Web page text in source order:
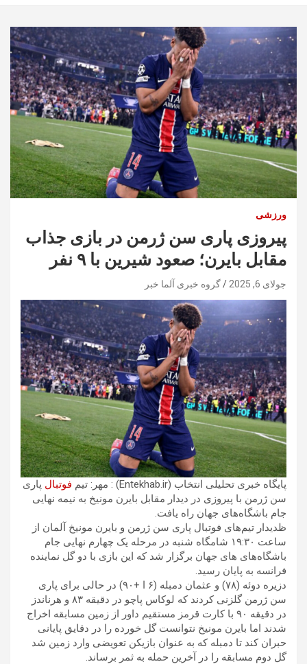
ورزشی
پیروزی پاری سن ژرمن در بازی جذاب
مقابل بایرن؛ صعود شیرین با ٩ نفر
جولای 6, 2025 گروه خبری آلما خبر
پایگاه خبری تحلیلی انتخاب (Entekhab.ir) : مهر: تیم فوتبال پاری
سن ژرمن با پیروزی در دیدار مقابل بایرن مونیخ به نیمه نهایی
جام باشگاه‌های جهان راه یافت.
ظدیدار تیم‌های فوتبال پاری سن ژرمن و بایرن مونیخ آلمان از
ساعت ۱۹:۳۰ شامگاه شنبه در مرحله یک چهارم نهایی جام
باشگاه‌های های جهان برگزار شد که این بازی با دو گل نماینده
فرانسه به پایان رسید.
دزیره دوئه (۷۸) و عثمان دمبله (۶ ا +۹۰) در حالی برای پاری
سن ژرمن گلزنی کردند که لوکاس پاچو در دقیقه ۸۳ و هرناندز
در دقیقه ۹۰ با کارت قرمز مستقیم داور از زمین مسابقه اخراج
شدند اما بایرن مونیخ نتوانست گل خورده را در دقایق پایانی
حبران کند تا دمبله که به عنوان بازیکن تعویضی وارد زمین شد
گل دوم مسابقه را در آخرین حمله به ثمر برساند.